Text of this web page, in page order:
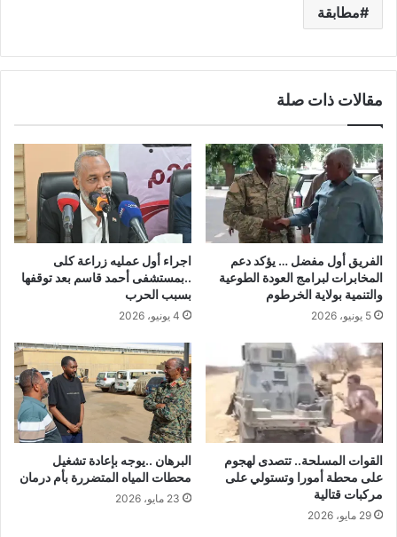
مطابقة
مقالات ذات صلة
الفريق أول مفضل … يؤكد دعم
المخابرات لبرامج العودة الطوعية
والتنمية بولاية الخرطوم
5 يونيو، 2026
اجراء أول عمليه زراعة كلى
..بمستشفى أحمد قاسم بعد توقفها
بسبب الحرب
4 يونيو، 2026
القوات المسلحة.. تتصدى لهجوم
على محطة أمورا وتستولي على
مركبات قتالية
29 مايو، 2026
البرهان ..يوجه بإعادة تشغيل
محطات المياه المتضررة بأم درمان
23 مايو، 2026